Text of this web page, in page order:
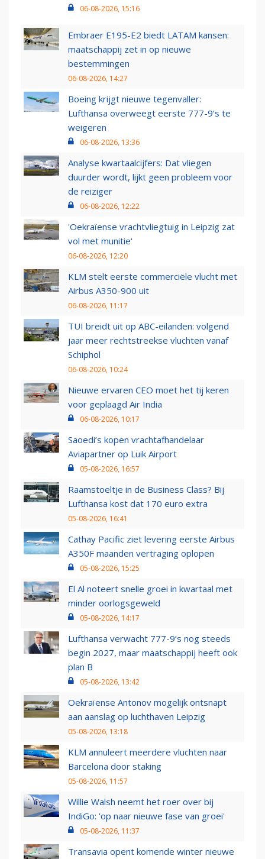
06-08-2026, 15:16
Embraer E195-E2 biedt LATAM kansen:
maatschappij zet in op nieuwe
bestemmingen
06-08-2026, 14:27
Boeing krijgt nieuwe tegenvaller:
Lufthansa overweegt eerste 777-9’s te
weigeren
06-08-2026, 13:36
Analyse kwartaalcijfers: Dat vliegen
duurder wordt, lijkt geen probleem voor
de reiziger
06-08-2026, 12:22
'Oekraïense vrachtvliegtuig in Leipzig zat
vol met munitie'
06-08-2026, 12:20
KLM stelt eerste commerciële vlucht met
Airbus A350-900 uit
06-08-2026, 11:17
TUI breidt uit op ABC-eilanden: volgend
jaar meer rechtstreekse vluchten vanaf
Schiphol
06-08-2026, 10:24
Nieuwe ervaren CEO moet het tij keren
voor geplaagd Air India
06-08-2026, 10:17
Saoedi’s kopen vrachtafhandelaar
Aviapartner op Luik Airport
05-08-2026, 16:57
Raamstoeltje in de Business Class? Bij
Lufthansa kost dat 170 euro extra
05-08-2026, 16:41
Cathay Pacific ziet levering eerste Airbus
A350F maanden vertraging oplopen
05-08-2026, 15:25
El Al noteert snelle groei in kwartaal met
minder oorlogsgeweld
05-08-2026, 14:17
Lufthansa verwacht 777-9’s nog steeds
begin 2027, maar maatschappij heeft ook
plan B
05-08-2026, 13:42
Oekraïense Antonov mogelijk ontsnapt
aan aanslag op luchthaven Leipzig
05-08-2026, 13:18
KLM annuleert meerdere vluchten naar
Barcelona door staking
05-08-2026, 11:57
Willie Walsh neemt het roer over bij
IndiGo: 'op naar nieuwe fase van groei'
05-08-2026, 11:37
Transavia opent komende winter nieuwe